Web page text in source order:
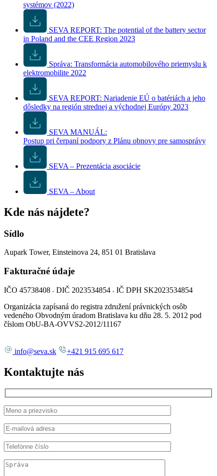
systémov (2022)
SEVA REPORT: The potential of the battery sector
in Poland and the CEE Region 2023
Správa: Transformácia automobilového priemyslu k
elektromobilite 2022
SEVA REPORT: Nariadenie EÚ o batériách a jeho
dôsledky na región strednej a východnej Európy 2023
SEVA MANUÁL:
Postup pri čerpaní podpory z Plánu obnovy pre samosprávy
SEVA – Prezentácia asociácie
SEVA – About
Kde nás nájdete?
Sídlo
Aupark Tower, Einsteinova 24, 851 01 Bratislava
Fakturačné údaje
IČO 45738408 DIČ 2023534854
IČ DPH SK2023534854
Organizácia zapísaná do registra združení právnických osôb
vedeného Obvodným úradom Bratislava ku dňu 28. 5. 2012 pod
číslom ObU-BA-OVVS2-2012/11167
info@seva.sk +421 915 695 617
Kontaktujte nás